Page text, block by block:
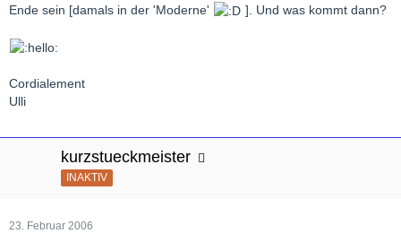
Ende sein [damals in der 'Moderne'
]. Und was kommt dann?
Cordialement
Ulli
kurzstueckmeister
INAKTIV
23. Februar 2006